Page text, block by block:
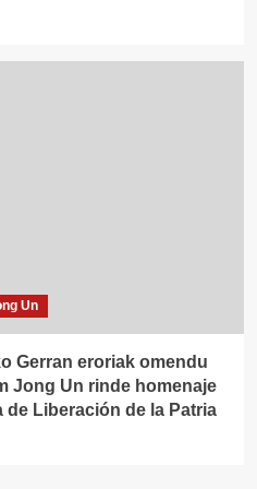
Un
Gerran eroriak omendu
Jong Un rinde homenaje
de Liberación de la Patria